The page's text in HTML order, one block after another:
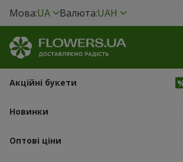
Мова:UA Валюта:UAH
Акційні букети
Новинки
Оптові ціни